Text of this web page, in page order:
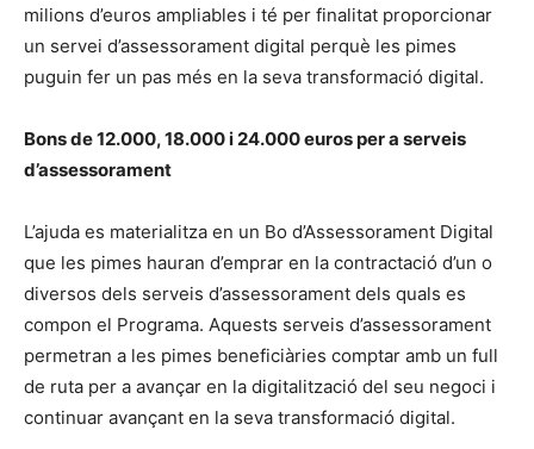
milions d’euros ampliables i té per finalitat proporcionar
un servei d’assessorament digital perquè les pimes
puguin fer un pas més en la seva transformació digital.
Bons de 12.000, 18.000 i 24.000 euros per a serveis
d’assessorament
L’ajuda es materialitza en un Bo d’Assessorament Digital
que les pimes hauran d’emprar en la contractació d’un o
diversos dels serveis d’assessorament dels quals es
compon el Programa. Aquests serveis d’assessorament
permetran a les pimes beneficiàries comptar amb un full
de ruta per a avançar en la digitalització del seu negoci i
continuar avançant en la seva transformació digital.